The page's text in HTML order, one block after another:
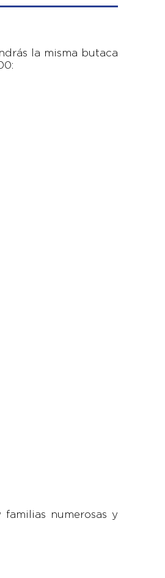
la misma butaca
familias numerosas y